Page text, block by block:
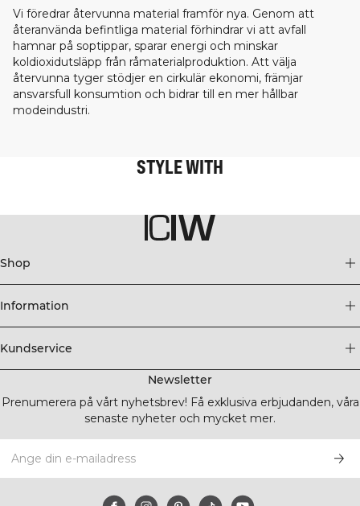
Vi föredrar återvunna material framför nya. Genom att
återanvända befintliga material förhindrar vi att avfall
hamnar på soptippar, sparar energi och minskar
koldioxidutsläpp från råmaterialproduktion. Att välja
återvunna tyger stödjer en cirkulär ekonomi, främjar
ansvarsfull konsumtion och bidrar till en mer hållbar
modeindustri.
STYLE WITH
Shop
Information
Kundservice
Newsletter
Prenumerera på vårt nyhetsbrev! Få exklusiva erbjudanden, våra
senaste nyheter och mycket mer.